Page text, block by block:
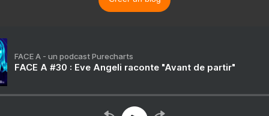
FACE A - un podcast Purecharts
FACE A #30 : Eve Angeli raconte "Avant de partir"